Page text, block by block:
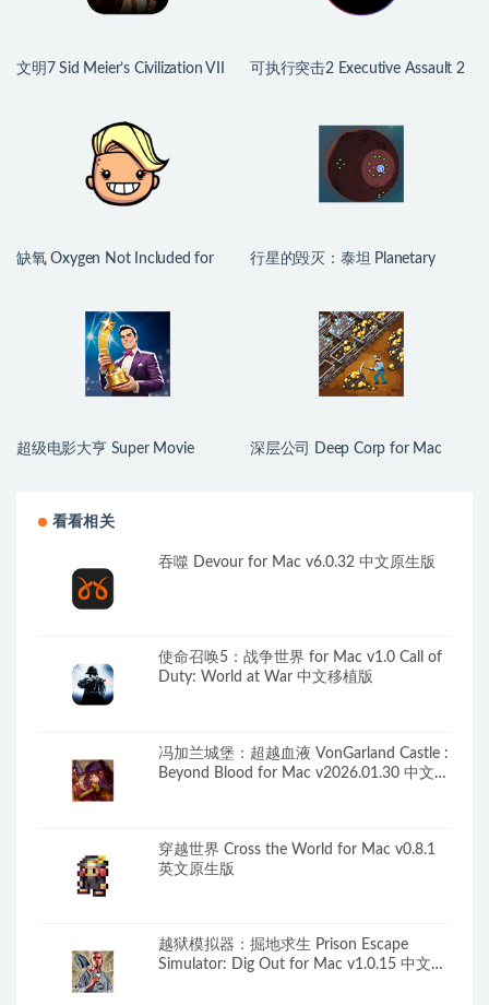
文明7 Sid Meier’s Civilization VII
可执行突击2 Executive Assault 2
缺氧 Oxygen Not Included for
行星的毁灭：泰坦 Planetary
超级电影大亨 Super Movie
深层公司 Deep Corp for Mac
看看相关
吞噬 Devour for Mac v6.0.32 中文原生版
使命召唤5：战争世界 for Mac v1.0 Call of
Duty: World at War 中文移植版
冯加兰城堡：超越血液 VonGarland Castle :
Beyond Blood for Mac v2026.01.30 中文原
穿越世界 Cross the World for Mac v0.8.1
英文原生版
越狱模拟器：掘地求生 Prison Escape
Simulator: Dig Out for Mac v1.0.15 中文原